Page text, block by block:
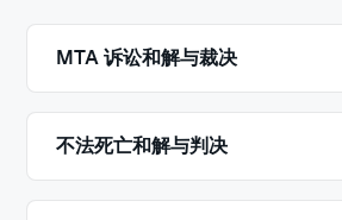
MTA 诉讼和解与裁决
不法死亡和解与判决